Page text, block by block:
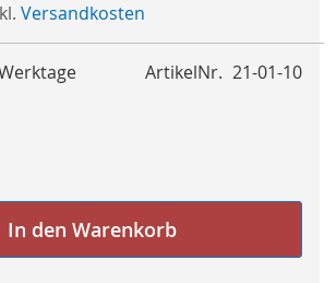
Versandkosten
ArtikelNr. 21-01-10
In den Warenkorb